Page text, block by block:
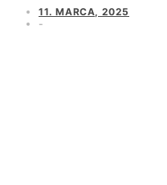
11. MARCA, 2025